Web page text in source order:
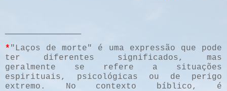
* "Laços de morte" é uma expressão que pode
ter diferentes significados, mas
geralmente se refere a situações
espirituais, psicológicas ou de perigo
extremo. No contexto bíblico, é